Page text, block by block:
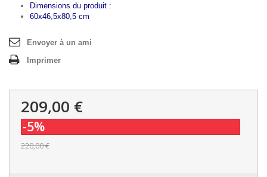
Dimensions du produit :
60x46,5x80,5 cm
Envoyer à un ami
Imprimer
209,00 €
-5%
220,00 €